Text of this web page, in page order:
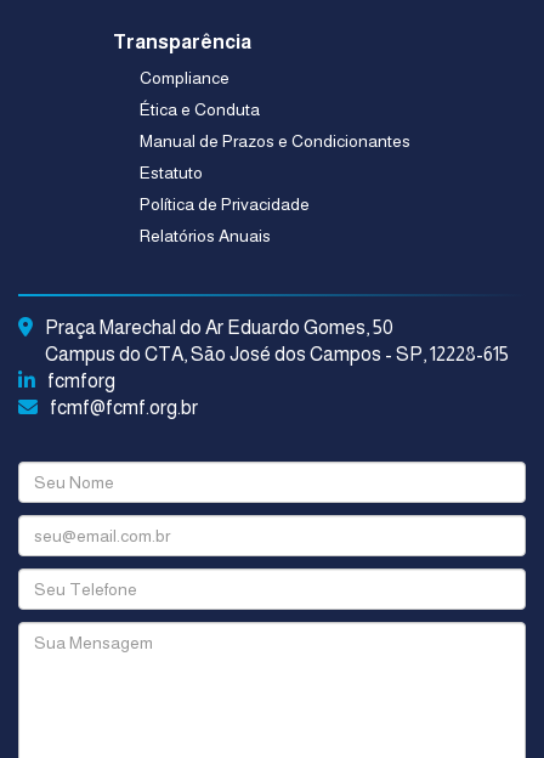
Transparência
Compliance
Ética e Conduta
Manual de Prazos e Condicionantes
Estatuto
Política de Privacidade
Praça Marechal do Ar Eduardo Gomes, 50
Campus do CTA, São José dos Campos - SP, 12228-615
fcmforg